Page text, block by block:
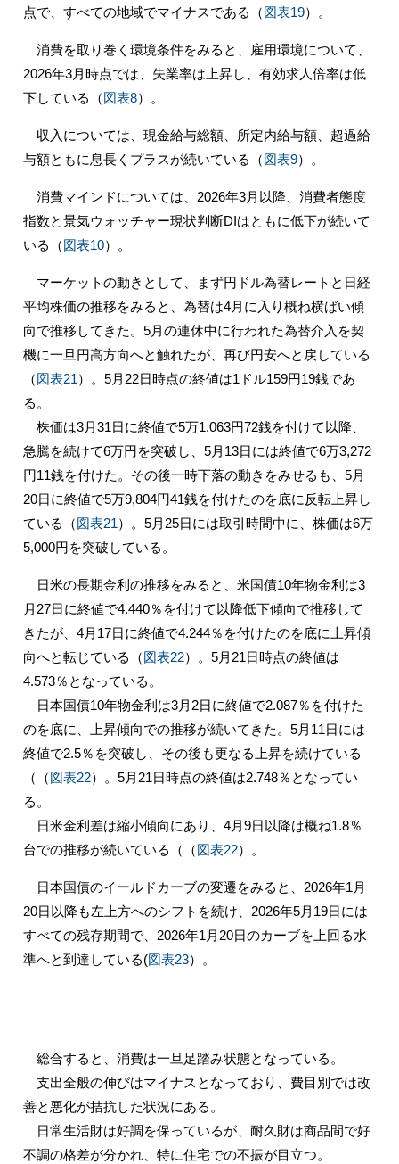
点で、すべての地域でマイナスである（図表19）。
消費を取り巻く環境条件をみると、雇用環境について、
2026年3月時点では、失業率は上昇し、有効求人倍率は低
下している（図表8）。
収入については、現金給与総額、所定内給与額、超過給
与額ともに息長くプラスが続いている（図表9）。
消費マインドについては、2026年3月以降、消費者態度
指数と景気ウォッチャー現状判断DIはともに低下が続いて
いる（図表10）。
マーケットの動きとして、まず円ドル為替レートと日経
平均株価の推移をみると、為替は4月に入り概ね横ばい傾
向で推移してきた。5月の連休中に行われた為替介入を契
機に一旦円高方向へと触れたが、再び円安へと戻している
（図表21）。5月22日時点の終値は1ドル159円19銭であ
る。
株価は3月31日に終値で5万1,063円72銭を付けて以降、
急騰を続けて6万円を突破し、5月13日には終値で6万3,272
円11銭を付けた。その後一時下落の動きをみせるも、5月
20日に終値で5万9,804円41銭を付けたのを底に反転上昇し
ている（図表21）。5月25日には取引時間中に、株価は6万
5,000円を突破している。
日米の長期金利の推移をみると、米国債10年物金利は3
月27日に終値で4.440％を付けて以降低下傾向で推移して
きたが、4月17日に終値で4.244％を付けたのを底に上昇傾
向へと転じている（図表22）。5月21日時点の終値は
4.573％となっている。
日本国債10年物金利は3月2日に終値で2.087％を付けた
のを底に、上昇傾向での推移が続いてきた。5月11日には
終値で2.5％を突破し、その後も更なる上昇を続けている
（（図表22）。5月21日時点の終値は2.748％となってい
る。
日米金利差は縮小傾向にあり、4月9日以降は概ね1.8％
台での推移が続いている（（図表22）。
日本国債のイールドカーブの変遷をみると、2026年1月
20日以降も左上方へのシフトを続け、2026年5月19日には
すべての残存期間で、2026年1月20日のカーブを上回る水
準へと到達している(図表23）。
総合すると、消費は一旦足踏み状態となっている。
支出全般の伸びはマイナスとなっており、費目別では改
善と悪化が拮抗した状況にある。
日常生活財は好調を保っているが、耐久財は商品間で好
不調の格差が分かれ、特に住宅での不振が目立つ。